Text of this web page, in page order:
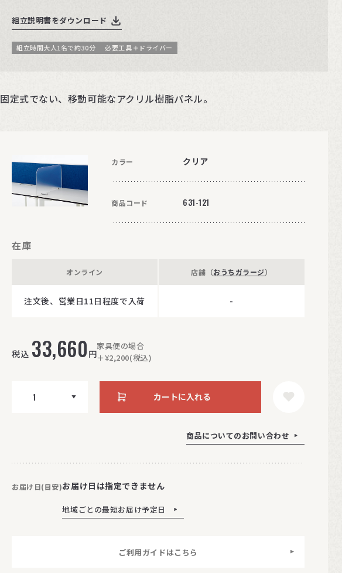
組立説明書をダウンロード
組立時間大人1名で約30分 必要工具＋ドライバー
固定式でない、移動可能なアクリル樹脂パネル。
カラー クリア
商品コード 631-121
在庫
オンライン
注文後、営業日11日程度で入荷
店舗（おうちガラージ）
-
税込 33,660 円
家具便の場合
＋¥2,200(税込)
カートに入れる
商品についてのお問い合わせ
お届け日(目安)お届け日は指定できません
地域ごとの最短お届け予定日
ご利用ガイドはこちら